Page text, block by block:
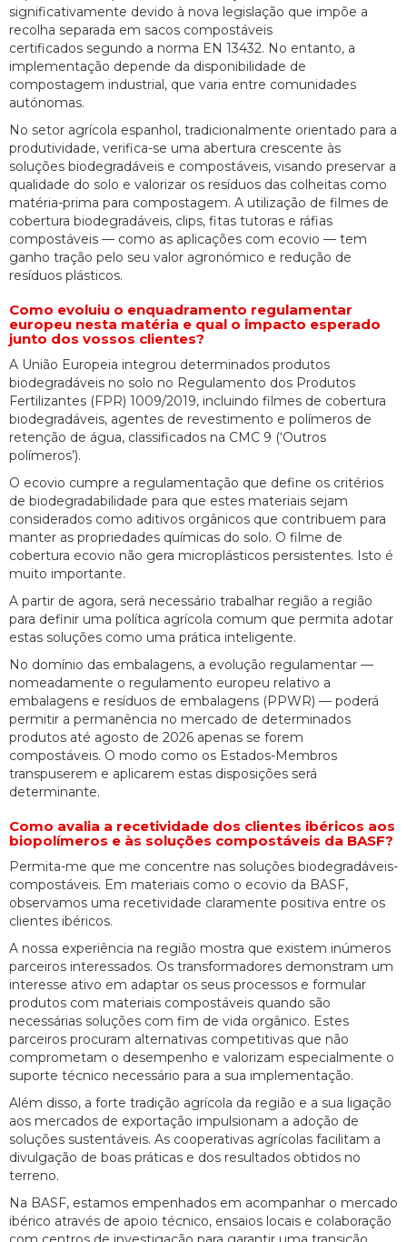
significativamente devido à nova legislação que impõe a
recolha separada em sacos compostáveis
certificados segundo a norma EN 13432. No entanto, a
implementação depende da disponibilidade de
compostagem industrial, que varia entre comunidades
autónomas.
No setor agrícola espanhol, tradicionalmente orientado para a
produtividade, verifica-se uma abertura crescente às
soluções biodegradáveis e compostáveis, visando preservar a
qualidade do solo e valorizar os resíduos das colheitas como
matéria-prima para compostagem. A utilização de filmes de
cobertura biodegradáveis, clips, fitas tutoras e ráfias
compostáveis — como as aplicações com ecovio — tem
ganho tração pelo seu valor agronómico e redução de
resíduos plásticos.
Como evoluiu o enquadramento regulamentar
europeu nesta matéria e qual o impacto esperado
junto dos vossos clientes?
A União Europeia integrou determinados produtos
biodegradáveis no solo no Regulamento dos Produtos
Fertilizantes (FPR) 1009/2019, incluindo filmes de cobertura
biodegradáveis, agentes de revestimento e polímeros de
retenção de água, classificados na CMC 9 (‘Outros
polímeros’).
O ecovio cumpre a regulamentação que define os critérios
de biodegradabilidade para que estes materiais sejam
considerados como aditivos orgânicos que contribuem para
manter as propriedades químicas do solo. O filme de
cobertura ecovio não gera microplásticos persistentes. Isto é
muito importante.
A partir de agora, será necessário trabalhar região a região
para definir uma política agrícola comum que permita adotar
estas soluções como uma prática inteligente.
No domínio das embalagens, a evolução regulamentar —
nomeadamente o regulamento europeu relativo a
embalagens e resíduos de embalagens (PPWR) — poderá
permitir a permanência no mercado de determinados
produtos até agosto de 2026 apenas se forem
compostáveis. O modo como os Estados-Membros
transpuserem e aplicarem estas disposições será
determinante.
Como avalia a recetividade dos clientes ibéricos aos
biopolímeros e às soluções compostáveis da BASF?
Permita-me que me concentre nas soluções biodegradáveis-
compostáveis. Em materiais como o ecovio da BASF,
observamos uma recetividade claramente positiva entre os
clientes ibéricos.
A nossa experiência na região mostra que existem inúmeros
parceiros interessados. Os transformadores demonstram um
interesse ativo em adaptar os seus processos e formular
produtos com materiais compostáveis quando são
necessárias soluções com fim de vida orgânico. Estes
parceiros procuram alternativas competitivas que não
comprometam o desempenho e valorizam especialmente o
suporte técnico necessário para a sua implementação.
Além disso, a forte tradição agrícola da região e a sua ligação
aos mercados de exportação impulsionam a adoção de
soluções sustentáveis. As cooperativas agrícolas facilitam a
divulgação de boas práticas e dos resultados obtidos no
terreno.
Na BASF, estamos empenhados em acompanhar o mercado
ibérico através de apoio técnico, ensaios locais e colaboração